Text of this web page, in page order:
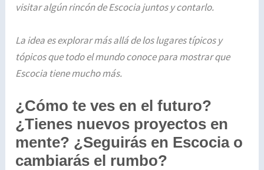
visitar algún rincón de Escocia juntos y contarlo.
La idea es explorar más allá de los lugares típicos y
tópicos que todo el mundo conoce para mostrar que
Escocia tiene mucho más.
¿Cómo te ves en el futuro?
¿Tienes nuevos proyectos en
mente? ¿Seguirás en Escocia o
cambiarás el rumbo?